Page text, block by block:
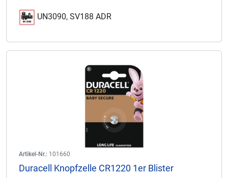
UN3090, SV188 ADR
Artikel-Nr.: 101660
Duracell Knopfzelle CR1220 1er Blister